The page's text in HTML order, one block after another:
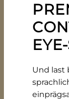
Und last